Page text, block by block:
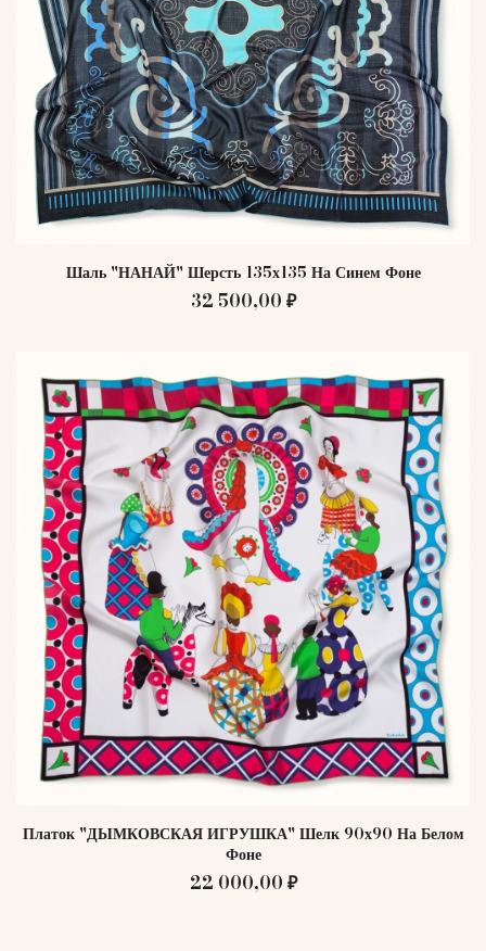
Шаль "НАНАЙ" Шерсть 135х135 На Синем Фоне
32 500,00 ₽
Платок "ДЫМКОВСКАЯ ИГРУШКА" Шелк 90х90 На Белом
Фоне
22 000,00 ₽